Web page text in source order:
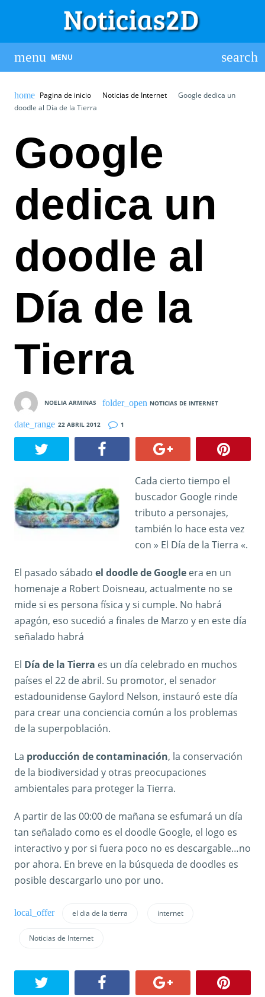
MENU
Pagina de inicio Noticias de Internet
Google dedica un
doodle al Día de la Tierra
Google
dedica un
doodle al
Día de la
Tierra
NOELIA ARMINAS NOTICIAS DE INTERNET
22 ABRIL 2012 1
Cada cierto tiempo el
buscador Google rinde
tributo a personajes,
también lo hace esta vez
con » El Día de la Tierra «.
El pasado sábado el doodle de Google era en un
homenaje a Robert Doisneau, actualmente no se
mide si es persona física y si cumple. No habrá
apagón, eso sucedió a finales de Marzo y en este día
señalado habrá
El Día de la Tierra es un día celebrado en muchos
países el 22 de abril. Su promotor, el senador
estadounidense Gaylord Nelson, instauró este día
para crear una conciencia común a los problemas
de la superpoblación.
La producción de contaminación, la conservación
de la biodiversidad y otras preocupaciones
ambientales para proteger la Tierra.
A partir de las 00:00 de mañana se esfumará un día
tan señalado como es el doodle Google, el logo es
interactivo y por si fuera poco no es descargable…no
por ahora. En breve en la búsqueda de doodles es
posible descargarlo uno por uno.
el dia de la tierra internet
Noticias de Internet